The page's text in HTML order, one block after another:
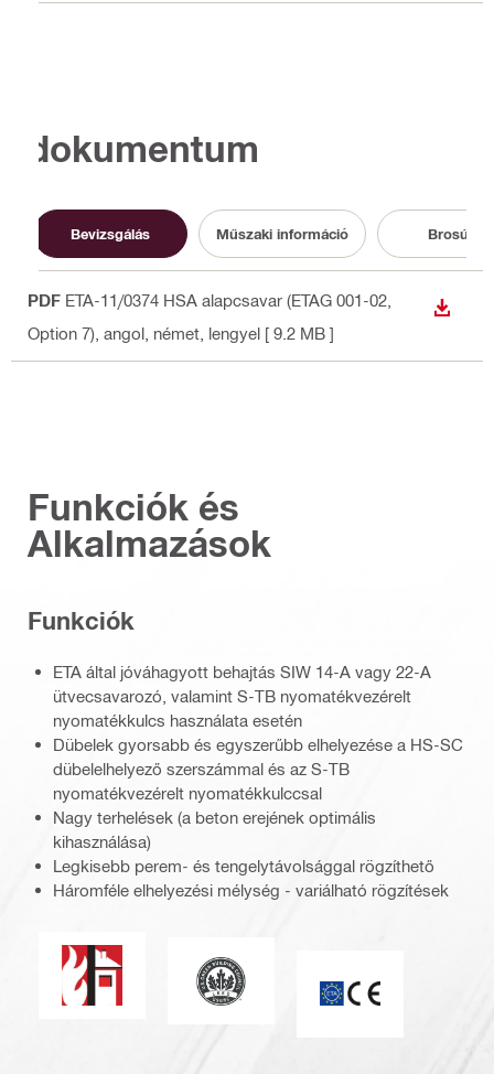
dokumentum
Bevizsgálás Műszaki információ Brosúra
PDF ETA-11/0374 HSA alapcsavar (ETAG 001-02,
Option 7) , angol, német, lengyel [ 9.2 MB ]
Funkciók és
Alkalmazások
Funkciók
ETA által jóváhagyott behajtás SIW 14-A vagy 22-A
ütvecsavarozó, valamint S-TB nyomatékvezérelt
nyomatékkulcs használata esetén
Dübelek gyorsabb és egyszerűbb elhelyezése a HS-SC
dübelelhelyező szerszámmal és az S-TB
nyomatékvezérelt nyomatékkulccsal
Nagy terhelések (a beton erejének optimális
kihasználása)
Legkisebb perem- és tengelytávolsággal rögzíthető
Háromféle elhelyezési mélység - variálható rögzítések
Tűzállóság Irányítás az energia és